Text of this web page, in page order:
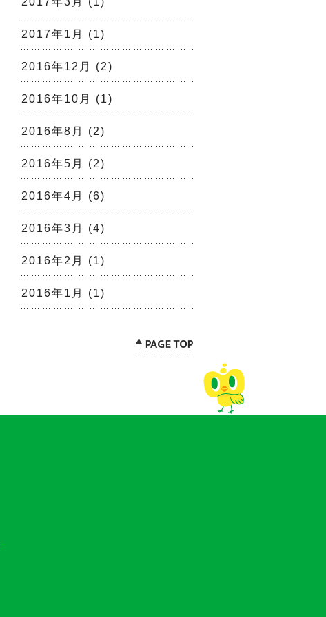
2017年1月 (1)
2016年12月 (2)
2016年10月 (1)
2016年8月 (2)
2016年5月 (2)
2016年4月 (6)
2016年3月 (4)
2016年2月 (1)
2016年1月 (1)